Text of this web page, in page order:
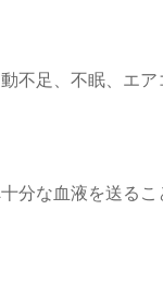
不足、不眠、エ
分な血液を送る